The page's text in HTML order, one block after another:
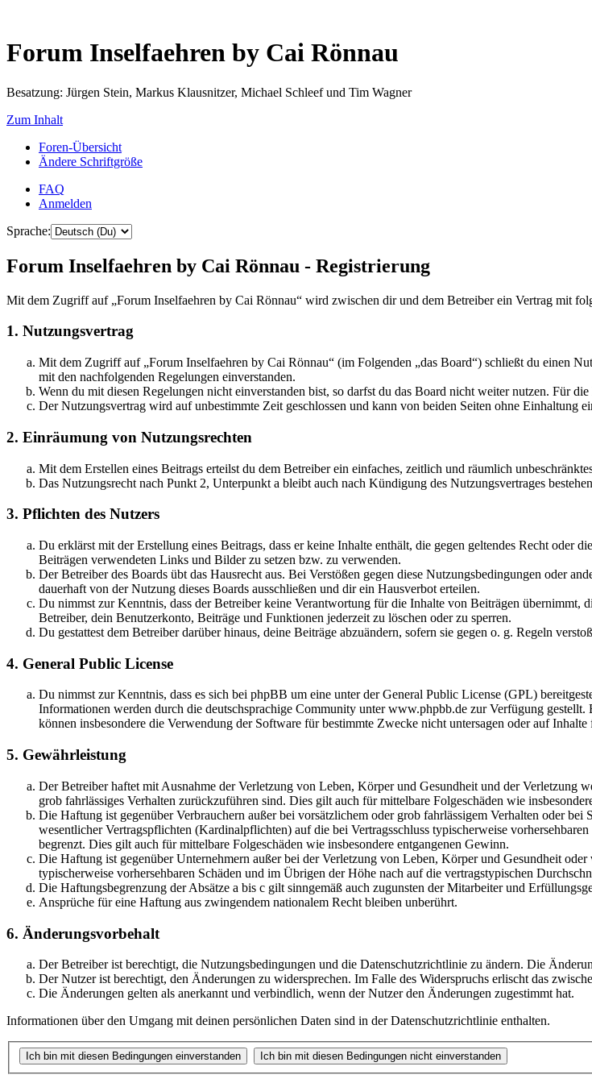
Forum Inselfaehren by Cai Rönnau
Besatzung: Jürgen Stein, Markus Klausnitzer, Michael Schleef und Tim Wagner
Zum Inhalt
Foren-Übersicht
Ändere Schriftgröße
FAQ
Anmelden
Sprache:
Forum Inselfaehren by Cai Rönnau - Registrierung
Mit dem Zugriff auf „Forum Inselfaehren by Cai Rönnau“ wird zwischen dir und dem Betreiber ein Vertrag mit
1. Nutzungsvertrag
Mit dem Zugriff auf „Forum Inselfaehren by Cai Rönnau“ (im Folgenden „das Board“) schließt du einen
mit den nachfolgenden Regelungen einverstanden.
Wenn du mit diesen Regelungen nicht einverstanden bist, so darfst du das Board nicht weiter nutzen. Für
Der Nutzungsvertrag wird auf unbestimmte Zeit geschlossen und kann von beiden Seiten ohne Einhaltung
2. Einräumung von Nutzungsrechten
Mit dem Erstellen eines Beitrags erteilst du dem Betreiber ein einfaches, zeitlich und räumlich
Das Nutzungsrecht nach Punkt 2, Unterpunkt a bleibt auch nach Kündigung des Nutzungsvertrages
3. Pflichten des Nutzers
Du erklärst mit der Erstellung eines Beitrags, dass er keine Inhalte enthält, die gegen geltendes Recht oder
Beiträgen verwendeten Links und Bilder zu setzen bzw. zu verwenden.
Der Betreiber des Boards übt das Hausrecht aus. Bei Verstößen gegen diese Nutzungsbedingungen oder
dauerhaft von der Nutzung dieses Boards ausschließen und dir ein Hausverbot erteilen.
Du nimmst zur Kenntnis, dass der Betreiber keine Verantwortung für die Inhalte von Beiträgen übernimmt,
Betreiber, dein Benutzerkonto, Beiträge und Funktionen jederzeit zu löschen oder zu sperren.
Du gestattest dem Betreiber darüber hinaus, deine Beiträge abzuändern, sofern sie gegen o. g. Regeln
4. General Public License
Du nimmst zur Kenntnis, dass es sich bei phpBB um eine unter der General Public License (GPL)
Informationen werden durch die deutschsprachige Community unter www.phpbb.de zur Verfügung
können insbesondere die Verwendung der Software für bestimmte Zwecke nicht untersagen oder auf
5. Gewährleistung
Der Betreiber haftet mit Ausnahme der Verletzung von Leben, Körper und Gesundheit und der
grob fahrlässiges Verhalten zurückzuführen sind. Dies gilt auch für mittelbare Folgeschäden wie
Die Haftung ist gegenüber Verbrauchern außer bei vorsätzlichem oder grob fahrlässigem Verhalten oder
wesentlicher Vertragspflichten (Kardinalpflichten) auf die bei Vertragsschluss typischerweise
begrenzt. Dies gilt auch für mittelbare Folgeschäden wie insbesondere entgangenen Gewinn.
Die Haftung ist gegenüber Unternehmern außer bei der Verletzung von Leben, Körper und Gesundheit
typischerweise vorhersehbaren Schäden und im Übrigen der Höhe nach auf die vertragstypischen
Die Haftungsbegrenzung der Absätze a bis c gilt sinngemäß auch zugunsten der Mitarbeiter und
Ansprüche für eine Haftung aus zwingendem nationalem Recht bleiben unberührt.
6. Änderungsvorbehalt
Der Betreiber ist berechtigt, die Nutzungsbedingungen und die Datenschutzrichtlinie zu ändern. Die
Der Nutzer ist berechtigt, den Änderungen zu widersprechen. Im Falle des Widerspruchs erlischt das
Die Änderungen gelten als anerkannt und verbindlich, wenn der Nutzer den Änderungen zugestimmt hat.
Informationen über den Umgang mit deinen persönlichen Daten sind in der Datenschutzrichtlinie enthalten.